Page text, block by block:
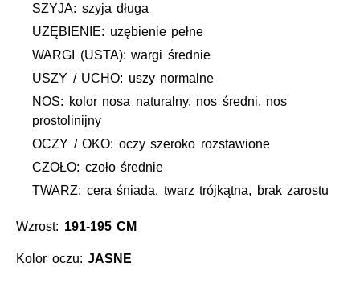
SZYJA: szyja długa
UZĘBIENIE: uzębienie pełne
WARGI (USTA): wargi średnie
USZY / UCHO: uszy normalne
NOS: kolor nosa naturalny, nos średni, nos
prostolinijny
OCZY / OKO: oczy szeroko rozstawione
CZOŁO: czoło średnie
TWARZ: cera śniada, twarz trójkątna, brak zarostu
Wzrost: 191-195 CM
Kolor oczu:JASNE